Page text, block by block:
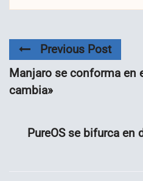
Previous Post
Manjaro se conforma en
cambia»
PureOS se bifurca